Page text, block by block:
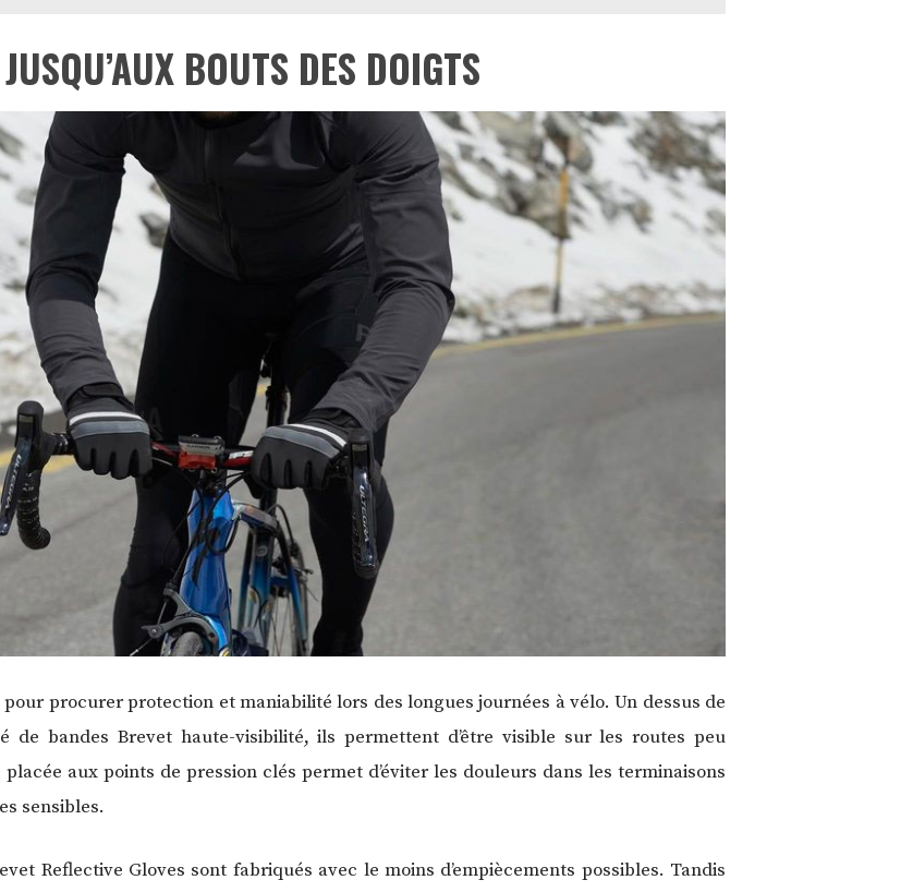
BOUTS DES DOIGTS
procurer protection et maniabilité lors des longues journées à vélo. Un dessus de
de bandes Brevet haute-visibilité, ils permettent d’être visible sur les routes peu
aux points de pression clés permet d’éviter les douleurs dans les terminaisons
sensibles.
Reflective Gloves sont fabriqués avec le moins d’empiècements possibles. Tandis